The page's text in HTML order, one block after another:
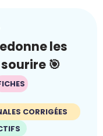
les
🎯
CORRIGÉES